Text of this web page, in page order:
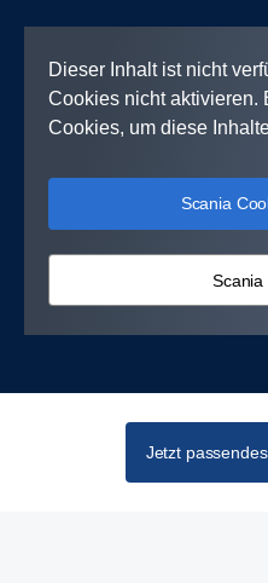
Dieser Inhalt ist nicht
Cookies nicht aktivieren.
Cookies, um diese
Scania
Scania
Jetzt